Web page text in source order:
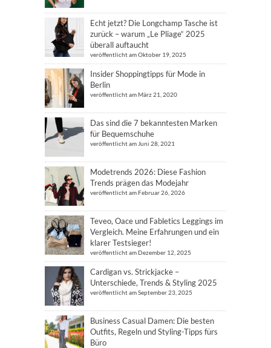
Echt jetzt? Die Longchamp Tasche ist
zurück – warum „Le Pliage“ 2025
überall auftaucht
veröffentlicht am Oktober 19, 2025
Insider Shoppingtipps für Mode in
Berlin
veröffentlicht am März 21, 2020
Das sind die 7 bekanntesten Marken
für Bequemschuhe
veröffentlicht am Juni 28, 2021
Modetrends 2026: Diese Fashion
Trends prägen das Modejahr
veröffentlicht am Februar 26, 2026
Teveo, Oace und Fabletics Leggings im
Vergleich. Meine Erfahrungen und ein
klarer Testsieger!
veröffentlicht am Dezember 12, 2025
Cardigan vs. Strickjacke –
Unterschiede, Trends & Styling 2025
veröffentlicht am September 23, 2025
Business Casual Damen: Die besten
Outfits, Regeln und Styling-Tipps fürs
Büro